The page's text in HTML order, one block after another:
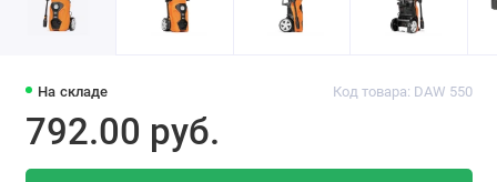
На складе Код товара: DAW 550
792.00 pуб.